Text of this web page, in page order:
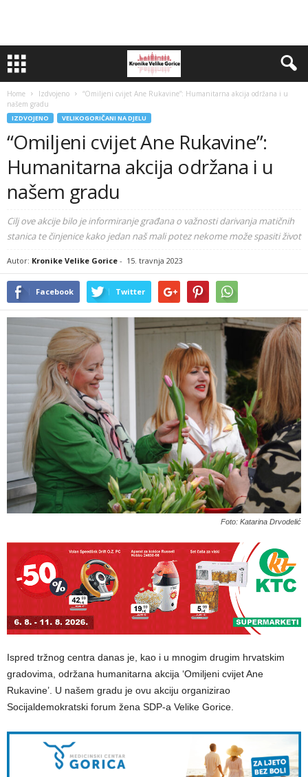
Home Izdvojeno
“Omiljeni cvijet Ane Rukavine”: Humanitarna akcija održana i u
našem gradu
IZDVOJENO VELIKOGORIČANI NA DJELU
“Omiljeni cvijet Ane Rukavine”:
Humanitarna akcija održana i u
našem gradu
Cilj ove akcije bilo je informiranje građana o važnosti darivanja matičnih
stanica te činjenice kako jedan naš mali potez nekome može spasiti život
Autor: Kronike Velike Gorice - 15. travnja 2023
Facebook Twitter
Foto: Katarina Drvodelić
Ispred tržnog centra danas je, kao i u mnogim drugim hrvatskim
gradovima, održana humanitarna akcija ‘Omiljeni cvijet Ane
Rukavine’. U našem gradu je ovu akciju organizirao
Socijaldemokratski forum žena SDP-a Velike Gorice.